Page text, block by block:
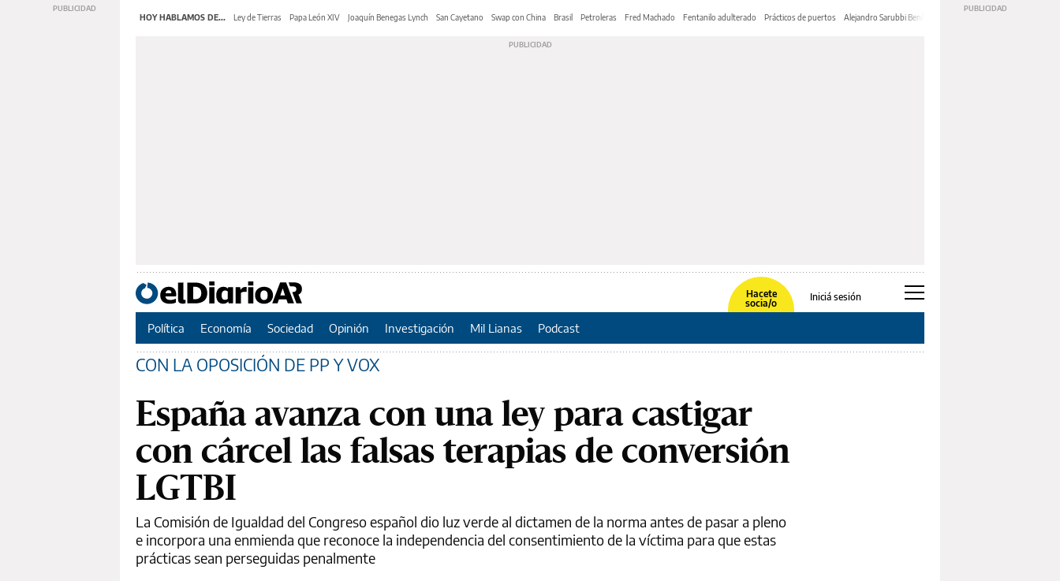
HOY HABLAMOS DE... Ley de Tierras Papa León XIV Joaquín Benegas Lynch San Cayetano Swap con China Brasil Petroleras Fred Machado Fentanilo adulterado Prácticos de puertos Alejandro Sarubbi Benítez
Hacete
socia/o
Iniciá sesión
Política Economía Sociedad Opinión Investigación Mil Lianas Podcast
CON LA OPOSICIÓN DE PP Y VOX
España avanza con una ley para castigar
con cárcel las falsas terapias de conversión
LGTBI
La Comisión de Igualdad del Congreso español dio luz verde al dictamen de la norma antes de pasar a pleno
e incorpora una enmienda que reconoce la independencia del consentimiento de la víctima para que estas
prácticas sean perseguidas penalmente